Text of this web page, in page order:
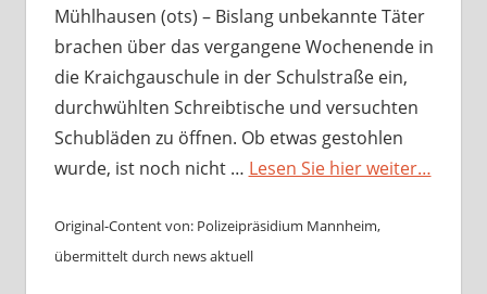
Mühlhausen (ots) – Bislang unbekannte Täter
brachen über das vergangene Wochenende in
die Kraichgauschule in der Schulstraße ein,
durchwühlten Schreibtische und versuchten
Schubläden zu öffnen. Ob etwas gestohlen
wurde, ist noch nicht … Lesen Sie hier weiter…
Original-Content von: Polizeipräsidium Mannheim,
übermittelt durch news aktuell